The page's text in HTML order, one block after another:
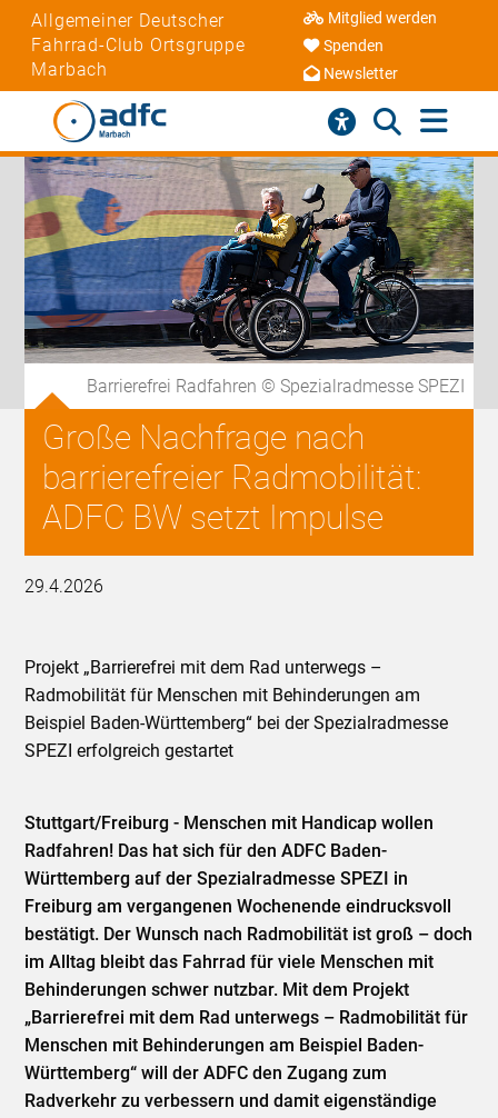
Allgemeiner Deutscher
Fahrrad-Club Ortsgruppe
Marbach
Mitglied werden
Spenden
Newsletter
Barrierefrei Radfahren © Spezialradmesse SPEZI
Große Nachfrage nach
barrierefreier Radmobilität:
ADFC BW setzt Impulse
29.4.2026
Projekt „Barrierefrei mit dem Rad unterwegs –
Radmobilität für Menschen mit Behinderungen am
Beispiel Baden-Württemberg“ bei der Spezialradmesse
SPEZI erfolgreich gestartet
Stuttgart/Freiburg - Menschen mit Handicap wollen
Radfahren! Das hat sich für den ADFC Baden-
Württemberg auf der Spezialradmesse SPEZI in
Freiburg am vergangenen Wochenende eindrucksvoll
bestätigt. Der Wunsch nach Radmobilität ist groß – doch
im Alltag bleibt das Fahrrad für viele Menschen mit
Behinderungen schwer nutzbar. Mit dem Projekt
„Barrierefrei mit dem Rad unterwegs – Radmobilität für
Menschen mit Behinderungen am Beispiel Baden-
Württemberg“ will der ADFC den Zugang zum
Radverkehr zu verbessern und damit eigenständige